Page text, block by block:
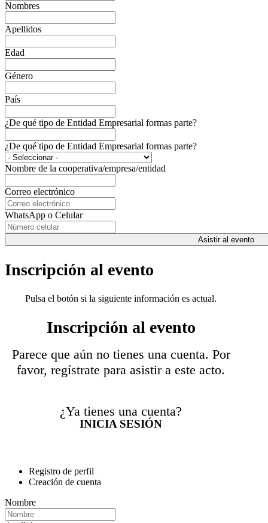
Nombres
Apellidos
Edad
Género
País
¿De qué tipo de Entidad Empresarial formas parte?
¿De qué tipo de Entidad Empresarial formas parte?
Nombre de la cooperativa/empresa/entidad
Correo electrónico
WhatsApp o Celular
Asistir al evento
Inscripción al evento
Pulsa el botón si la siguiente información es actual.
Inscripción al evento
Parece que aún no tienes una cuenta. Por
favor, regístrate para asistir a este acto.
¿Ya tienes una cuenta?
INICIA SESIÓN
Registro de perfil
Creación de cuenta
Nombre